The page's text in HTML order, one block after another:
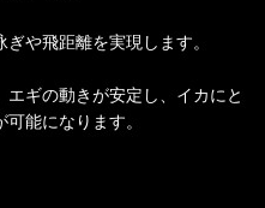
や飛距離を実現します。
ギの動きが安定し、イカにと
能になります。